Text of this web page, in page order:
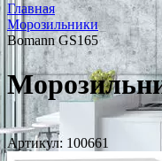
Главная
Морозильники
Bomann GS165
Артикул: 100661